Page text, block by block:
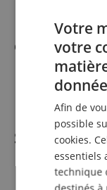
contenu de
1 x Presonus
1 x Câble
Réf produit
Votre
votre
Afin de
possible
cookies.
essentiels
technique